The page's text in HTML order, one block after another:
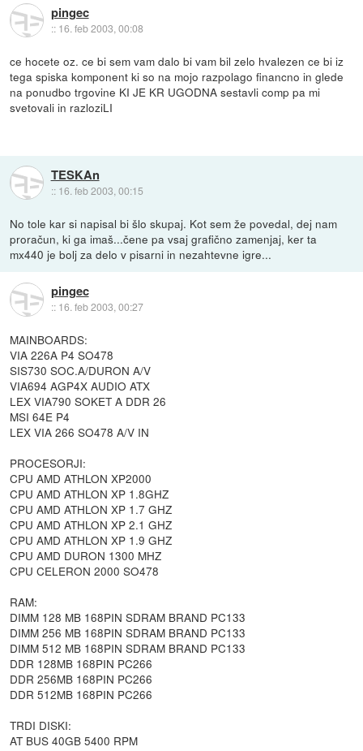
pingec
:: 16. feb 2003, 00:08
ce hocete oz. ce bi sem vam dalo bi vam bil zelo hvalezen ce bi iz
tega spiska komponent ki so na mojo razpolago financno in glede
na ponudbo trgovine KI JE KR UGODNA sestavli comp pa mi
svetovali in razloziLI
TESKAn
:: 16. feb 2003, 00:15
No tole kar si napisal bi šlo skupaj. Kot sem že povedal, dej nam
proračun, ki ga imaš...čene pa vsaj grafično zamenjaj, ker ta
mx440 je bolj za delo v pisarni in nezahtevne igre...
pingec
:: 16. feb 2003, 00:27
MAINBOARDS:
VIA 226A P4 SO478
SIS730 SOC.A/DURON A/V
VIA694 AGP4X AUDIO ATX
LEX VIA790 SOKET A DDR 26
MSI 64E P4
LEX VIA 266 SO478 A/V IN
PROCESORJI:
CPU AMD ATHLON XP2000
CPU AMD ATHLON XP 1.8GHZ
CPU AMD ATHLON XP 1.7 GHZ
CPU AMD ATHLON XP 2.1 GHZ
CPU AMD ATHLON XP 1.9 GHZ
CPU AMD DURON 1300 MHZ
CPU CELERON 2000 SO478
RAM:
DIMM 128 MB 168PIN SDRAM BRAND PC133
DIMM 256 MB 168PIN SDRAM BRAND PC133
DIMM 512 MB 168PIN SDRAM BRAND PC133
DDR 128MB 168PIN PC266
DDR 256MB 168PIN PC266
DDR 512MB 168PIN PC266
TRDI DISKI:
AT BUS 40GB 5400 RPM